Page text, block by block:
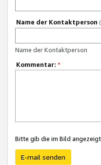
Name der Kontaktperson
Name der Kontaktperson
Kommentar: *
Bitte gib die im Bild
E-mail senden